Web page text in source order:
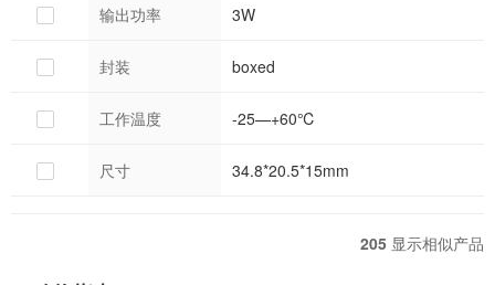
输出功率 3W
封装 boxed
工作温度 -25—+60℃
尺寸 34.8*20.5*15mm
205 显示相似产品